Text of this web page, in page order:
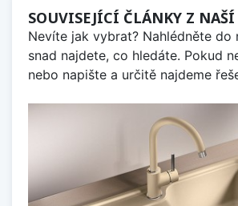
SOUVISEJÍCÍ ČLÁNKY Z
Nevíte jak vybrat? Nahlédněte do
snad najdete, co hledáte. Pokud
nebo napište a určitě najdeme